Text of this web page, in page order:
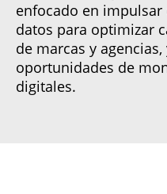
enfocado en impulsar
datos para optimizar
de marcas y
oportunidades de
digitales.